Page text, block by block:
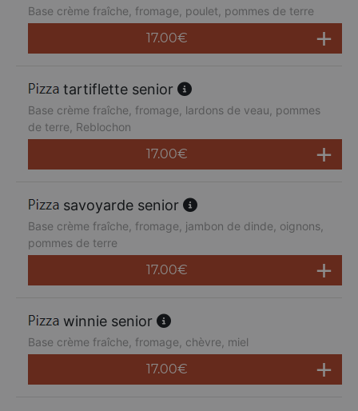
Base crème fraîche, fromage, poulet, pommes de terre
17.00€
tartiflette senior
Base crème fraîche, fromage, lardons de veau, pommes
de terre, Reblochon
17.00€
savoyarde senior
Base crème fraîche, fromage, jambon de dinde, oignons,
pommes de terre
17.00€
winnie senior
Base crème fraîche, fromage, chèvre, miel
17.00€